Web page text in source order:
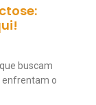
buscam
enfrentam o